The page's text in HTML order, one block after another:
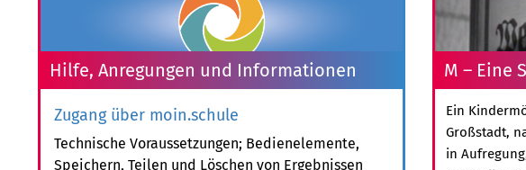
Hilfe, Anregungen und Informationen
Zugang über moin.schule
Technische Voraussetzungen; Bedienelemente,
Speichern, Teilen und Löschen von Ergebnissen
M – Eine
Ein
Großstadt,
in